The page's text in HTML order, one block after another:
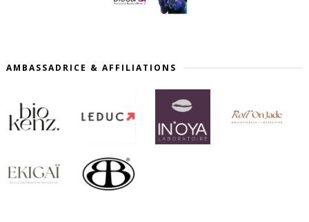
AMBASSADRICE & AFFILIATIONS